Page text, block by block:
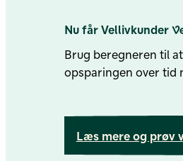
Nu får Vellivkunder
Brug beregneren til
opsparingen over tid
Læs mere og prøv